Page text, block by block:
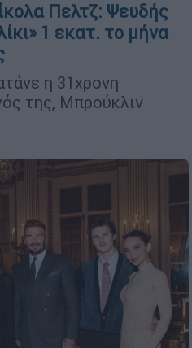
Πελτζ: Ψευδής
1 εκατ. το μήνα
η 31χρονη
της, Μπρούκλιν